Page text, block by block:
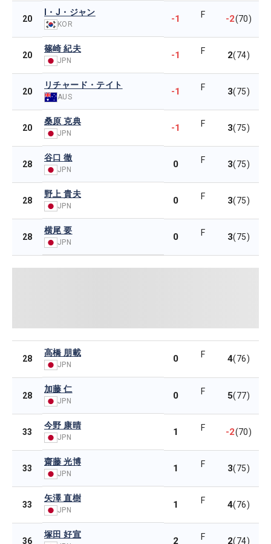
20
I・J・ジャン
KOR -1 F -2(70)
20
篠崎 紀夫
JPN -1 F 2(74)
20
リチャード・テイト
AUS -1 F 3(75)
20
桑原 克典
JPN -1 F 3(75)
28
谷口 徹
JPN 0 F 3(75)
28
野上 貴夫
JPN 0 F 3(75)
28
横尾 要
JPN 0 F 3(75)
28
高橋 朋載
JPN
0 F 4(76)
28
加藤 仁
JPN 0 F 5(77)
33
今野 康晴
JPN 1 F -2(70)
33
齋藤 光博
JPN 1 F 3(75)
33
矢澤 直樹
JPN 1 F 4(76)
36
塚田 好宣
2 F 2(74)